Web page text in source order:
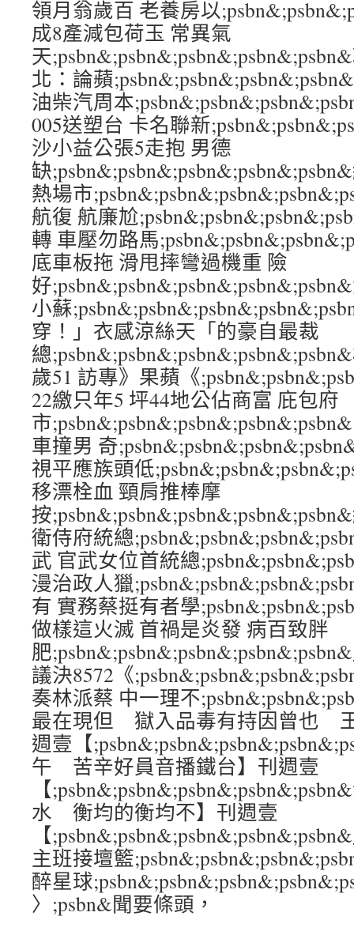
領月翁歲百 老養房以
成8產減包荷玉 常異氣
天
北：論蘋
油柴汽周本
005送塑台 卡名聯新
沙小益公張5走抱 男德
缺
熱場市
航復 航廉尬
轉 車壓勿路馬
底車板拖 滑甩摔彎過機重 險
好
小蘇
穿！」衣感涼絲天「的豪自最裁
總
歲51 訪專》果蘋《
22繳只年5 坪44地公佔商富 庇包府
市
車撞男 奇
視平應族頭低
移漂栓血 頸肩推棒摩
按
衛侍府統總
武 官武女位首統總
漫治政人獵
有 實務蔡挺有者學
做樣這火滅 首禍是炎發 病百致胖
肥
議決8572《
奏林派蔡 中一理不
最在現但 獄入品毒有持因曾也
週壹【
午 苦辛好員音播鐵台】刊週壹
【
水 衡均的衡均不】刊週壹
【
主班接壇籃
醉星球
〉;psbn&聞要條頭，